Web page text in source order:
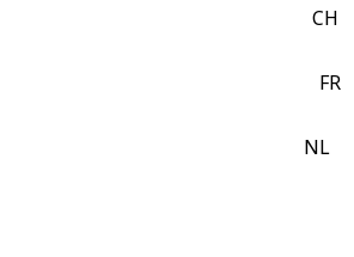
CH
FR
NL